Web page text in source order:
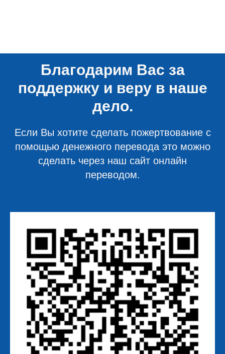
Благодарим Вас за
поддержку и веру в наше
дело.
Если Вы хотите сделать пожертвование с
помощью денежного перевода это можно
сделать через наш сайт онлайн
переводом.